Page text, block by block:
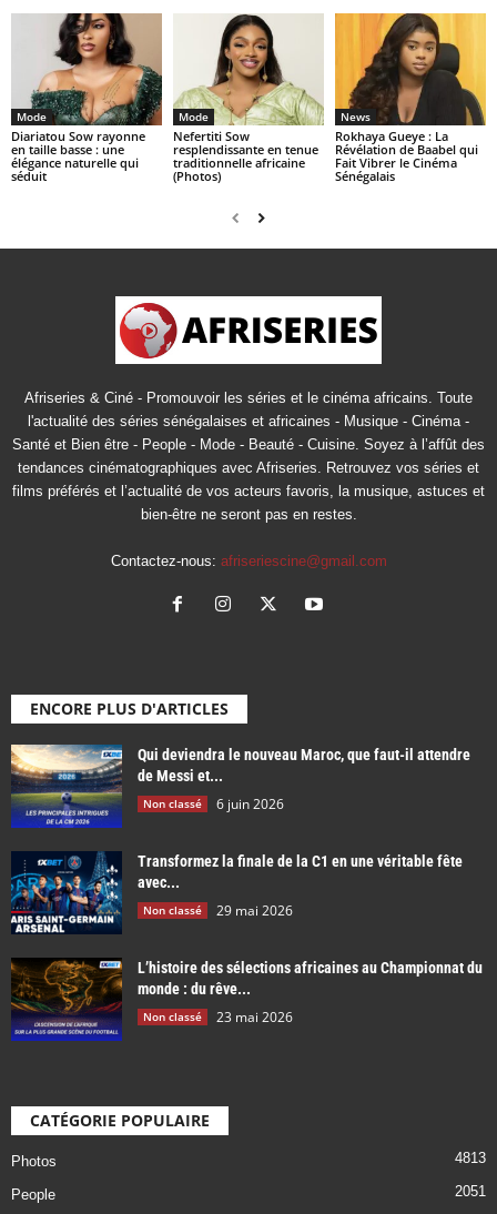
Mode
Diariatou Sow rayonne
en taille basse : une
élégance naturelle qui
séduit
Mode
Nefertiti Sow
resplendissante en tenue
traditionnelle africaine
(Photos)
News
Rokhaya Gueye : La
Révélation de Baabel qui
Fait Vibrer le Cinéma
Sénégalais
Afriseries & Ciné - Promouvoir les séries et le cinéma africains. Toute
l'actualité des séries sénégalaises et africaines - Musique - Cinéma -
Santé et Bien être - People - Mode - Beauté - Cuisine. Soyez à l’affût des
tendances cinématographiques avec Afriseries. Retrouvez vos séries et
films préférés et l’actualité de vos acteurs favoris, la musique, astuces et
bien-être ne seront pas en restes.
Contactez-nous: afriseriescine@gmail.com
ENCORE PLUS D'ARTICLES
Qui deviendra le nouveau Maroc, que faut-il attendre
de Messi et...
Non classé 6 juin 2026
Transformez la finale de la C1 en une véritable fête
avec...
Non classé 29 mai 2026
L’histoire des sélections africaines au Championnat du
monde : du rêve...
Non classé 23 mai 2026
CATÉGORIE POPULAIRE
Photos 4813
People 2051